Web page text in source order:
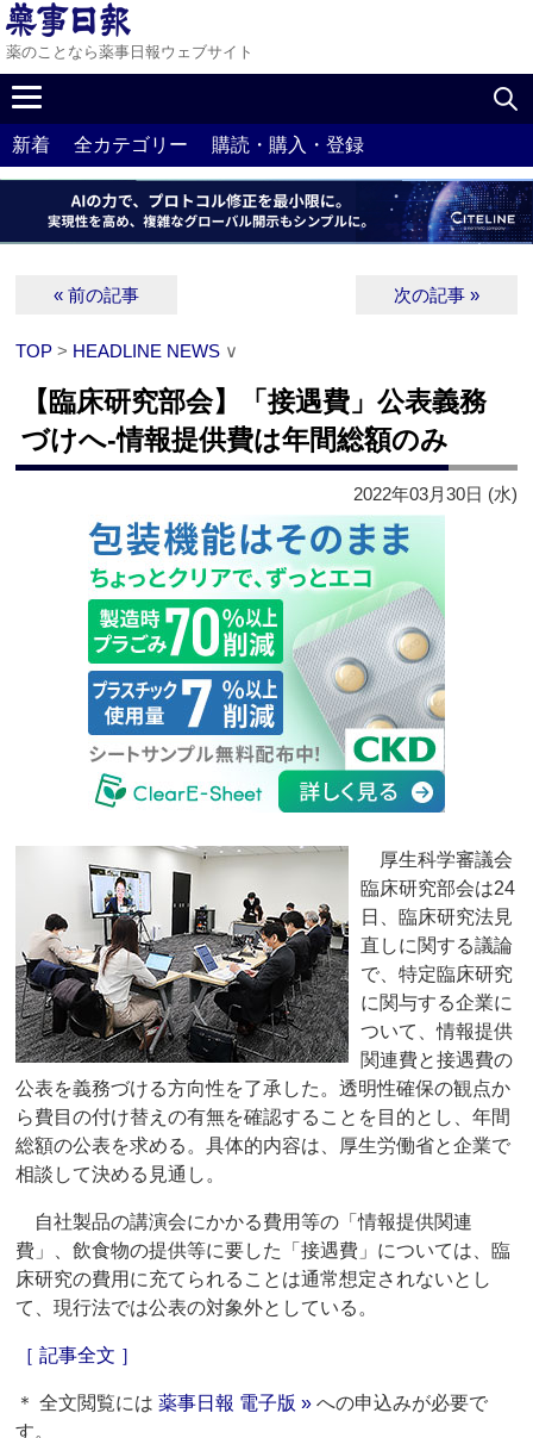
薬のことなら薬事日報ウェブサイト
新着 全カテゴリー 購読・購入・登録
« 前の記事 次の記事 »
TOP > HEADLINE NEWS ∨
【臨床研究部会】「接遇費」公表義務
づけへ‐情報提供費は年間総額のみ
2022年03月30日 (水)
厚生科学審議会
臨床研究部会は24
日、臨床研究法見
直しに関する議論
で、特定臨床研究
に関与する企業に
ついて、情報提供
関連費と接遇費の
公表を義務づける方向性を了承した。透明性確保の観点か
ら費目の付け替えの有無を確認することを目的とし、年間
総額の公表を求める。具体的内容は、厚生労働省と企業で
相談して決める見通し。
自社製品の講演会にかかる費用等の「情報提供関連
費」、飲食物の提供等に要した「接遇費」については、臨
床研究の費用に充てられることは通常想定されないとし
て、現行法では公表の対象外としている。
［ 記事全文 ］
＊ 全文閲覧には薬事日報 電子版 » への申込みが必要で
す。